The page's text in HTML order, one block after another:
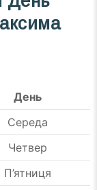
День
Середа
Четвер
П’ятниця